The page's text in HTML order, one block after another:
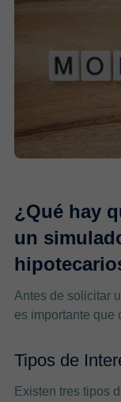
¿Qué hay
un
Antes de solicitar
es importante que
Tipos de
Existen tres tipos